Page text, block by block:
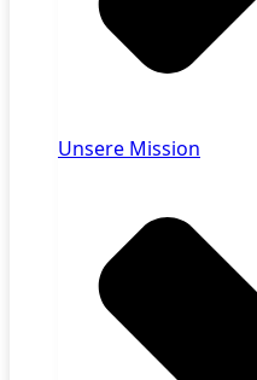
Unsere Mission